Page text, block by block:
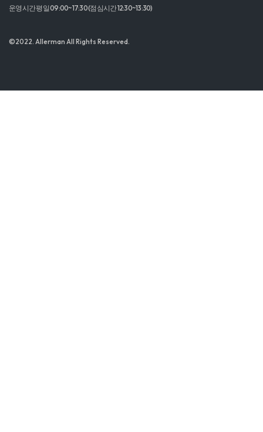
운영시간 평일 09:00~17:30 (점심시간 12:30~13:30)
©2022. Allerman All Rights Reserved.